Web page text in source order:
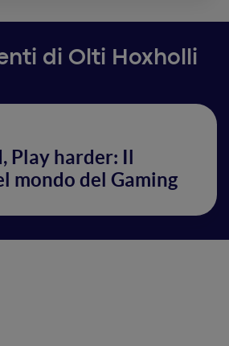
di Olti Hoxholli
Play harder: Il
mondo del Gaming